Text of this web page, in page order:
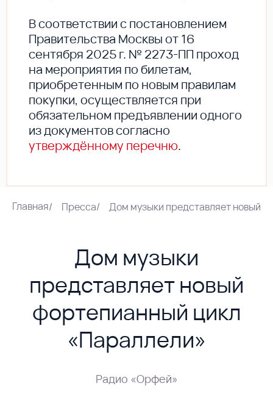
В соответствии с постановлением
Правительства Москвы от 16
сентября 2025 г. № 2273-ПП проход
на мероприятия по билетам,
приобретенным по новым правилам
покупки, осуществляется при
обязательном предъявлении одного
из документов согласно
утверждённому перечню.
Главная/ Пресса/ Дом музыки представляет новый
Дом музыки
представляет новый
фортепианный цикл
«Параллели»
Радио «Орфей»